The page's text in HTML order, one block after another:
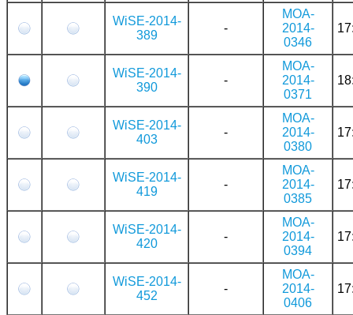
WiSE-2014-
389
-
MOA-
2014-
0346
WiSE-2014-
390
-
MOA-
2014-
0371
WiSE-2014-
403
-
MOA-
2014-
0380
WiSE-2014-
419
-
MOA-
2014-
0385
WiSE-2014-
420
-
MOA-
2014-
0394
WiSE-2014-
452
-
MOA-
2014-
0406